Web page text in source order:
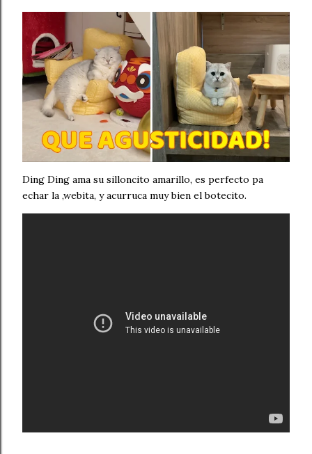
Ding Ding ama su silloncito amarillo, es perfecto pa
echar la ,webita, y acurruca muy bien el botecito.